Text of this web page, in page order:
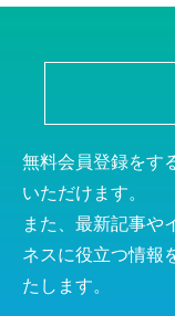
無料会員登録をす
いただけます。
また、最新記事や
ネスに役立つ情報
たします。